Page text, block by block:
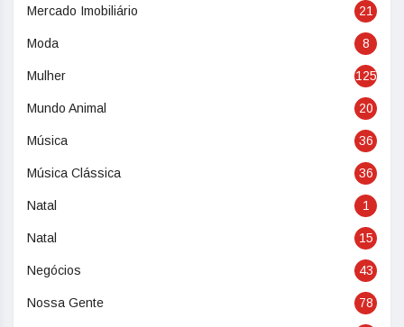
Mercado Imobiliário 21
Moda 8
Mulher 125
Mundo Animal 20
Música 36
Música Clássica 36
Natal 1
Natal 15
Negócios 43
Nossa Gente 78